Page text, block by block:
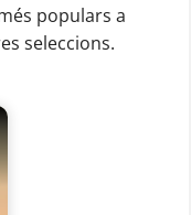
populars a
seleccions.